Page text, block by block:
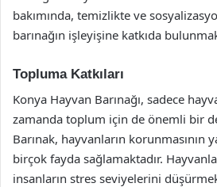
bakımında, temizlikte ve
barınağın işleyişine katkıda
Topluma Katkıları
Konya Hayvan Barınağı, sadece
zamanda toplum için de önemli bir
Barınak, hayvanların korunmasının
birçok fayda sağlamaktadır.
insanların stres seviyelerini